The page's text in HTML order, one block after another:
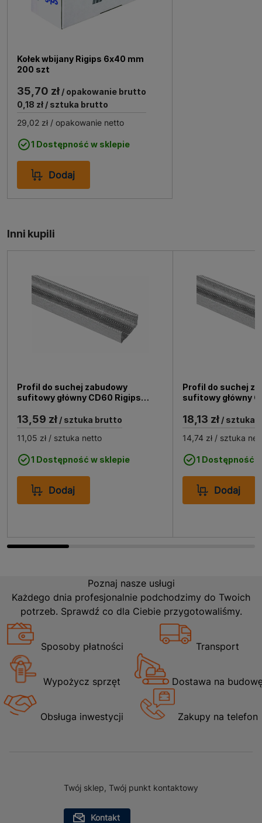
kategorii korozyjności C1 i C2, co dodatkowo
potwierdza jego jakość!
Kołek wbijany Rigips 6x40 mm
200 szt
35,70 zł / opakowanie brutto
0,18 zł / sztuka brutto
29,02 zł / opakowanie netto
1 Dostępność w sklepie
Dodaj
Inni kupili
Profil do suchej zabudowy
sufitowy główny CD60 Rigips
mm
13,59 zł / sztuka brutto
11,05 zł / sztuka netto
1 Dostępność w sklepie
Dodaj
Profil do suchej
sufitowy główny
mm
18,13 zł/ sztuka
14,74 zł/ sztuka
1 Dostępność
Dodaj
Poznaj nasze usługi
Każdego dnia profesjonalnie podchodzimy do Twoich
potrzeb. Sprawdź co dla Ciebie przygotowaliśmy.
Sposoby płatności Transport
Wypożycz sprzęt Dostawa na
Obsługa inwestycji Zakupy na telefon
Twój sklep, Twój punkt kontaktowy
Kontakt